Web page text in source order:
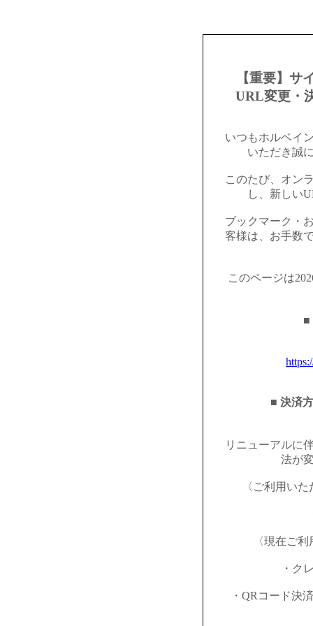
【重要】サ
URL変更・
いつもホルベイ
いただき誠
このたび、オン
し、新しい
ブックマーク・
客様は、お手数
このページは
■
■ 決済
リニューアルに
法が
〈ご利用い
〈現在ご
・ク
・QRコード決